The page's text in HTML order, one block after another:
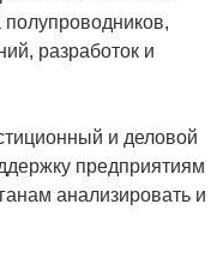
полупроводников,
разработок и
и деловой
предприятиям
анализировать и